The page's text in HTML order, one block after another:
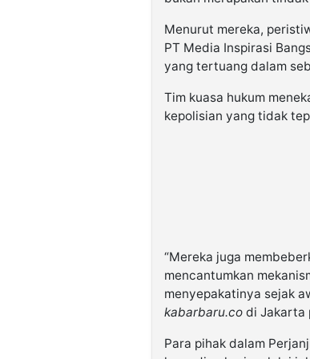
Menurut mereka,
PT Media Inspirasi
yang tertuang dalam
Tim kuasa hukum
kepolisian yang tidak
“Mereka juga
mencantumkan
menyepakatinya sejak
kabarbaru.co di Jakarta
Para pihak dalam